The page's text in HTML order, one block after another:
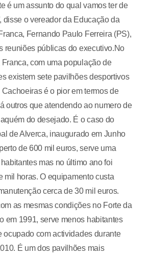
é um assunto do qual vamos ter de
disse o vereador da Educação da
Fernando Paulo Ferreira (PS),
reuniões públicas do executivo.No
com uma população de
existem sete pavilhões desportivos
é o pior em termos de
outros que atendendo ao numero de
do desejado. É o caso do
de Alverca, inaugurado em Junho
de 600 mil euros, serve uma
mas no último ano foi
mil horas. O equipamento custa
cerca de 30 mil euros.
as mesmas condições no Forte da
em 1991, serve menos habitantes
ocupado com actividades durante
É um dos pavilhões mais